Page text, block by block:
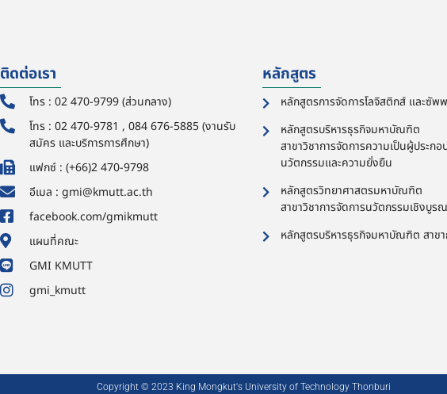
ติดต่อเรา
โทร : 02 470-9799 (ส่วนกลาง)
โทร : 02 470-9781 , 084 676-5885 (งานรับ
สมัคร และบริการการศึกษา)
แฟกซ์ : (+66)2 470-9798
อีเมล : gmi@kmutt.ac.th
facebook.com/gmikmutt
แผนที่คณะ
GMI KMUTT
gmi_kmutt
หลักสูตร
หลักสูตรการจัดการโลจิสติกส์ และซัพ
หลักสูตรบริหารธุรกิจมหาบัณฑิต
สาขาวิชาการจัดการความเป็นผู้ประกอ
นวัตกรรมและความยั่งยืน
หลักสูตรวิทยาศาสตรมหาบัณฑิต
สาขาวิชาการจัดการนวัตกรรมเชิงบูร
หลักสูตรบริหารธุรกิจมหาบัณฑิต สาขา
Copyright © 2023 King Mongkut's University of Technology Thonburi